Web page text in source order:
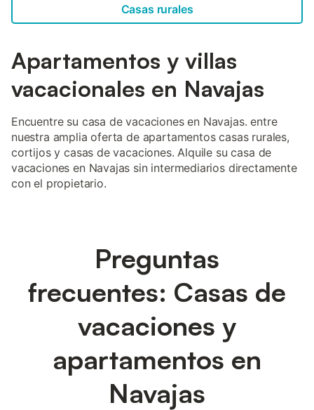
Casas rurales
Apartamentos y villas
vacacionales en Navajas
Encuentre su casa de vacaciones en Navajas. entre
nuestra amplia oferta de apartamentos casas rurales,
cortijos y casas de vacaciones. Alquile su casa de
vacaciones en Navajas sin intermediarios directamente
con el propietario.
Preguntas
frecuentes: Casas de
vacaciones y
apartamentos en
Navajas